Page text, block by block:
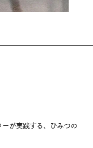
ーが実践する、ひみつの